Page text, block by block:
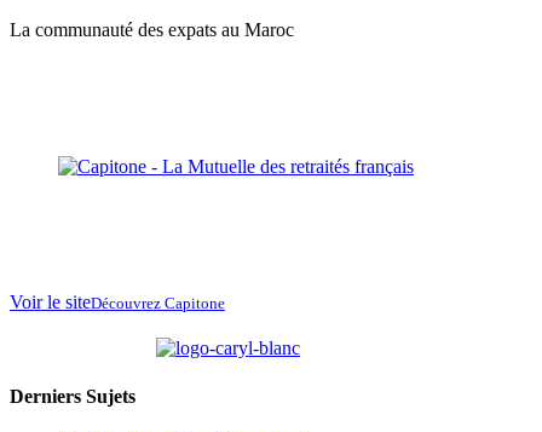
La communauté des expats au Maroc
Voir le siteDécouvrez Capitone
Derniers Sujets